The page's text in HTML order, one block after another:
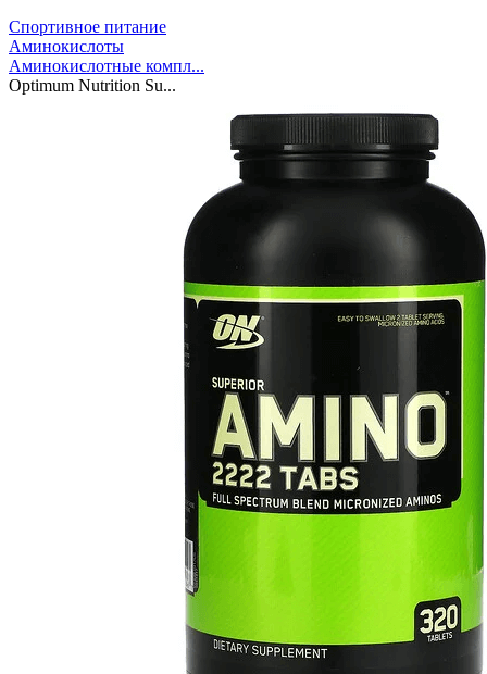
Спортивное питание
Аминокислоты
Аминокислотные компл...
Optimum Nutrition Su...